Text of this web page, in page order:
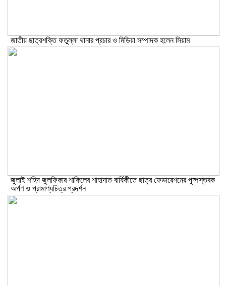
জাতীয় ছাত্রশক্তি ফতুল্লা থানার প্রচার ও মিডিয়া সম্পাদক হলেন সিয়াম
​জুলাই শহিদ জুলফিকার শাকিলের শাহাদাত বার্ষিকীতে ছাত্র ফেডারেশনের পুষ্পস্তবক
অর্পণ ও প্রামাণ্যচিত্র প্রদর্শন